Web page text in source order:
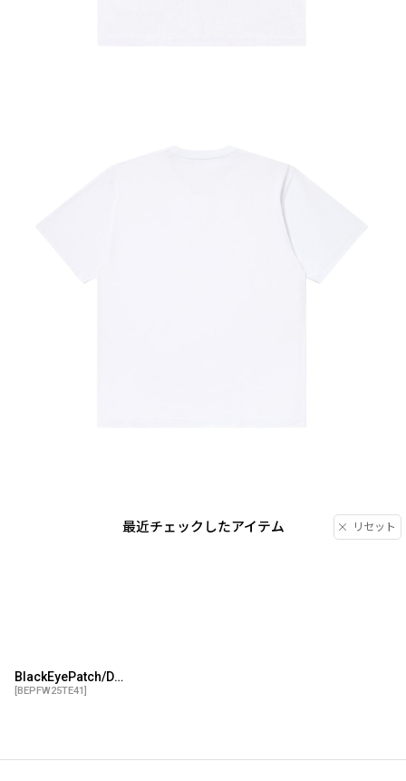
最近チェックしたアイテム リセット
BlackEyePatch/DOLLAR BILL OG LABEL TEE（WHITE）
[BEPFW25TE41]